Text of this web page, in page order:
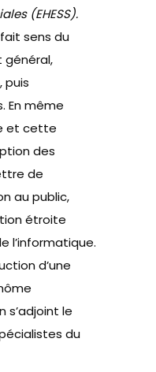
(EHESS).
sens du
général,
puis
En même
et cette
des
de
au public,
étroite
l’informatique.
d’une
s’adjoint le
du